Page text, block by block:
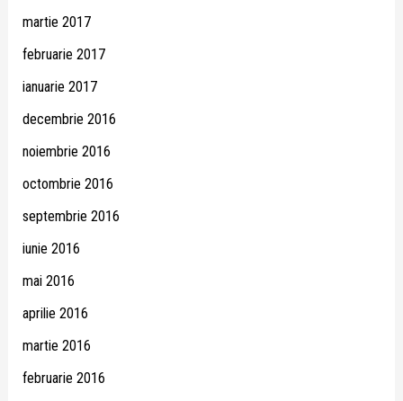
martie 2017
februarie 2017
ianuarie 2017
decembrie 2016
noiembrie 2016
octombrie 2016
septembrie 2016
iunie 2016
mai 2016
aprilie 2016
martie 2016
februarie 2016